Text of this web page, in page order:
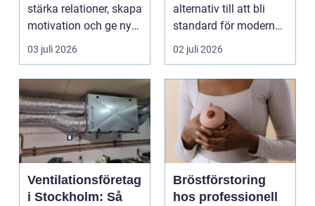
stärka relationer, skapa
motivation och ge ny
energi till både chefe...
03 juli 2026
alternativ till att bli
standard för modern
belysning. Fö...
02 juli 2026
Ventilationsföretag
i Stockholm: Så
Bröstförstoring
hos professionell